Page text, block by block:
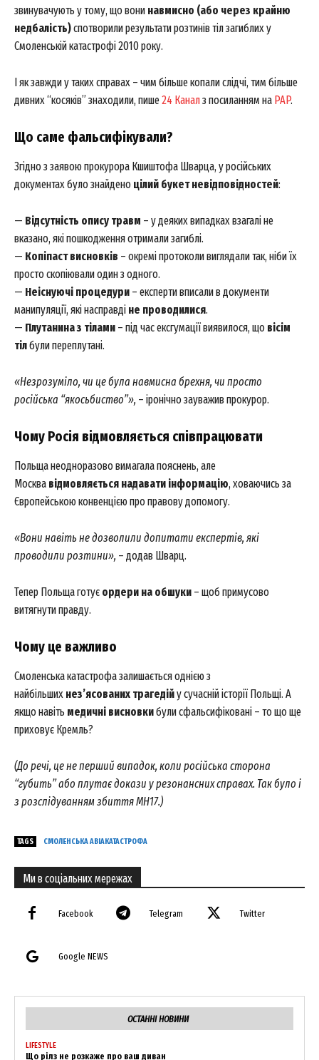
звинувачують у тому, що вони навмисно (або через крайню
недбалість)спотворили результати розтинів тіл загиблих у
Смоленській катастрофі 2010 року.
І як завжди у таких справах – чим більше копали слідчі, тим більше
дивних “косяків” знаходили, пише24 Каналз посиланням на PAP.
Що саме фальсифікували?
Згідно з заявою прокурора Кшиштофа Шварца, у російських
документах було знайдено цілий букет невідповідностей:
— Відсутність опису травм – у деяких випадках взагалі не
вказано, які пошкодження отримали загиблі.
— Копіпаст висновків – окремі протоколи виглядали так, ніби їх
просто скопіювали один з одного.
— Неіснуючі процедури – експерти вписали в документи
манипуляції, які насправді не проводилися.
— Плутанина з тілами – під час ексгумації виявилося, що вісім
тілбули переплутані.
«Незрозуміло, чи це була навмисна брехня, чи просто
російська “якосьбиство”», – іронічно зауважив прокурор.
Чому Росія відмовляється співпрацювати
Польща неодноразово вимагала пояснень, але
Москва відмовляється надавати інформацію, ховаючись за
Європейською конвенцією про правову допомогу.
«Вони навіть не дозволили допитати експертів, які
проводили розтини», – додав Шварц.
Тепер Польща готує ордери на обшуки – щоб примусово
витягнути правду.
Чому це важливо
Смоленська катастрофа залишається однією з
найбільших нез’ясованих трагедійу сучасній історії Польщі. А
якщо навіть медичні висновкибули сфальсифіковані – то що ще
приховує Кремль?
(До речі, це не перший випадок, коли російська сторона
“губить” або плутає докази у резонансних справах. Так було і
з розслідуванням збиття MH17.)
TAGS СМОЛЕНСЬКА АВІАКАТАСТРОФА
Ми в соціальних мережах
Facebook Telegram Twitter
Google NEWS
ОСТАННІ НОВИНИ
LIFESTYLE
Що рілз не розкаже про ваш диван